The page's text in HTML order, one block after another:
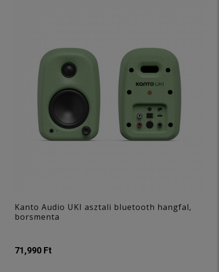
Kanto Audio UKI asztali bluetooth hangfal,
borsmenta
71,990 Ft